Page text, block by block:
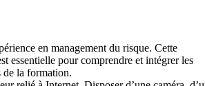
en management du risque. Cette
essentielle pour comprendre et intégrer les
de la formation.